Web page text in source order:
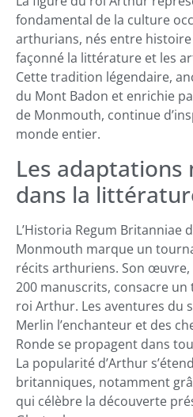
fondamental de la culture
arthurians, nés entre
façonné la littérature et les
Cette tradition légendaire,
du Mont Badon et enrichie
de Monmouth, continue
monde entier.
Les adaptations
dans la
L’Historia Regum Britanniae
Monmouth marque un
récits arthuriens. Son œuvre,
200 manuscrits, consacre
roi Arthur. Les aventures du
Merlin l’enchanteur et des
Ronde se propagent dans
La popularité d’Arthur
britanniques, notamment
qui célèbre la découverte